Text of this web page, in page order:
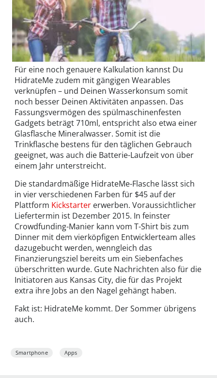
Für eine noch genauere Kalkulation kannst Du
HidrateMe zudem mit gängigen Wearables
verknüpfen – und Deinen Wasserkonsum somit
noch besser Deinen Aktivitäten anpassen. Das
Fassungsvermögen des spülmaschinenfesten
Gadgets beträgt 710ml, entspricht also etwa einer
Glasflasche Mineralwasser. Somit ist die
Trinkflasche bestens für den täglichen Gebrauch
geeignet, was auch die Batterie-Laufzeit von über
einem Jahr unterstreicht.
Die standardmäßige HidrateMe-Flasche lässt sich
in vier verschiedenen Farben für $45 auf der
Plattform Kickstarter erwerben. Voraussichtlicher
Liefertermin ist Dezember 2015. In feinster
Crowdfunding-Manier kann vom T-Shirt bis zum
Dinner mit dem vierköpfigen Entwicklerteam alles
dazugebucht werden, wenngleich das
Finanzierungsziel bereits um ein Siebenfaches
überschritten wurde. Gute Nachrichten also für die
Initiatoren aus Kansas City, die für das Projekt
extra ihre Jobs an den Nagel gehängt haben.
Fakt ist: HidrateMe kommt. Der Sommer übrigens
auch.
Smartphone Apps